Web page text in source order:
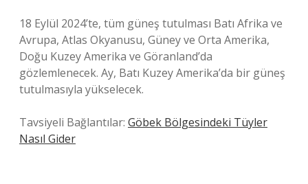
18 Eylül 2024’te, tüm güneş tutulması Batı Afrika ve
Avrupa, Atlas Okyanusu, Güney ve Orta Amerika,
Doğu Kuzey Amerika ve Göranland’da
gözlemlenecek. Ay, Batı Kuzey Amerika’da bir güneş
tutulmasıyla yükselecek.
Tavsiyeli Bağlantılar: Göbek Bölgesindeki Tüyler
Nasıl Gider